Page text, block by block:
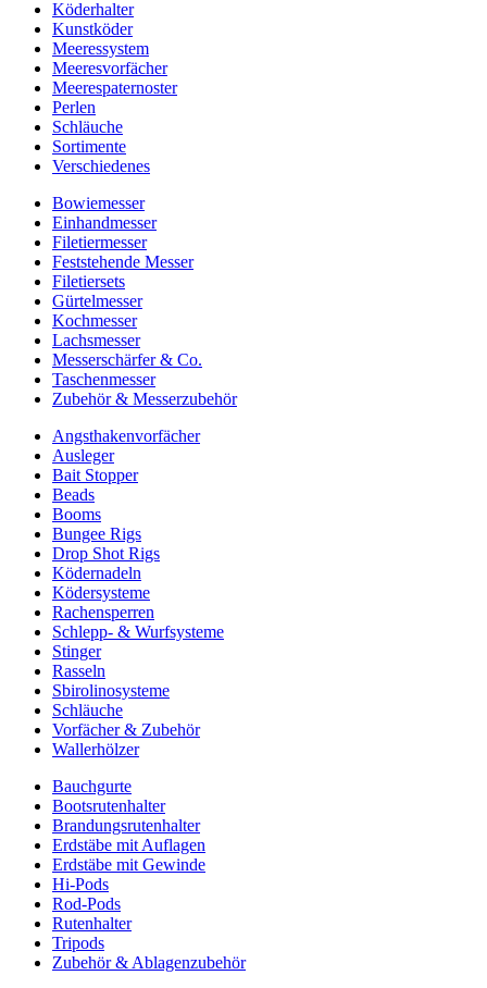
Köderhalter
Kunstköder
Meeressystem
Meeresvorfächer
Meerespaternoster
Perlen
Schläuche
Sortimente
Verschiedenes
Bowiemesser
Einhandmesser
Filetiermesser
Feststehende Messer
Filetiersets
Gürtelmesser
Kochmesser
Lachsmesser
Messerschärfer & Co.
Taschenmesser
Zubehör & Messerzubehör
Angsthakenvorfächer
Ausleger
Bait Stopper
Beads
Booms
Bungee Rigs
Drop Shot Rigs
Ködernadeln
Ködersysteme
Rachensperren
Schlepp- & Wurfsysteme
Stinger
Rasseln
Sbirolinosysteme
Schläuche
Vorfächer & Zubehör
Wallerhölzer
Bauchgurte
Bootsrutenhalter
Brandungsrutenhalter
Erdstäbe mit Auflagen
Erdstäbe mit Gewinde
Hi-Pods
Rod-Pods
Rutenhalter
Tripods
Zubehör & Ablagenzubehör